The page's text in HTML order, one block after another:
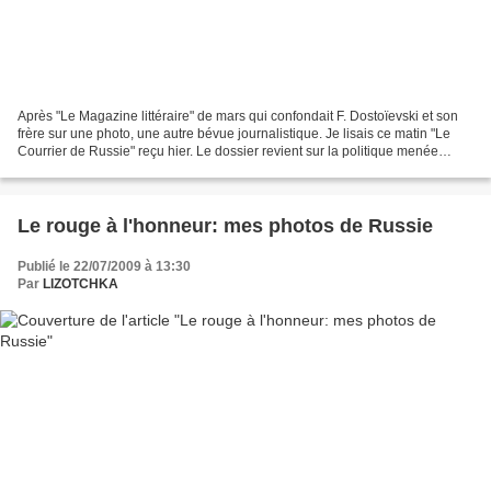
Après "Le Magazine littéraire" de mars qui confondait F. Dostoïevski et son
frère sur une photo, une autre bévue journalistique. Je lisais ce matin "Le
Courrier de Russie" reçu hier. Le dossier revient sur la politique menée
Le rouge à l'honneur: mes photos de Russie
Publié le 22/07/2009 à 13:30
Par LIZOTCHKA